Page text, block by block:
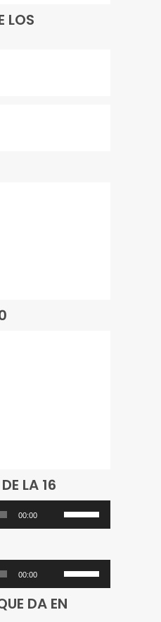
LOS
LA 16
00:00
Utiliza
las
flecha
arriba/abajo
00:00
Utiliza
las
teclas
DA EN